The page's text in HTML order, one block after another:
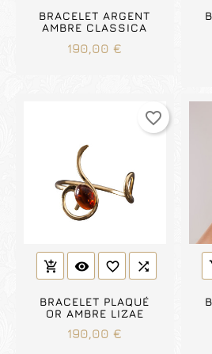
BRACELET ARGENT
AMBRE CLASSICA
190,00 €
add_shopping_cart visibility favorite_border 
BRACELET PLAQUÉ
OR AMBRE LIZAE
190,00 €
favorite_border